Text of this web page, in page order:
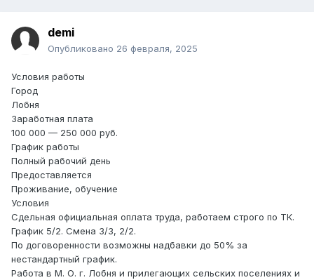
demi
Опубликовано 26 февраля, 2025
Условия работы
Город
Лобня
Заработная плата
100 000 — 250 000 руб.
График работы
Полный рабочий день
Предоставляется
Проживание, обучение
Условия
Сдельная официальная оплата труда, работаем строго по ТК.
График 5/2. Смена 3/3, 2/2.
По договоренности возможны надбавки до 50% за
нестандартный график.
Работа в М. О. г. Лобня и прилегающих сельских поселениях и